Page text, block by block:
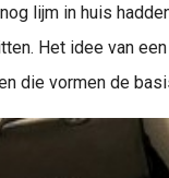
lijm in huis
Het idee van
die vormen de